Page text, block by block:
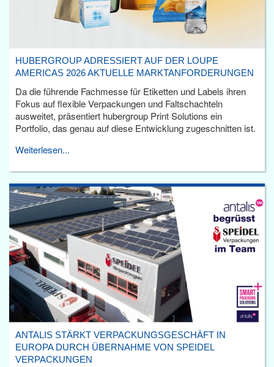
HUBERGROUP ADRESSIERT AUF DER LOUPE
AMERICAS 2026 AKTUELLE MARKTANFORDERUNGEN
Da die führende Fachmesse für Etiketten und Labels ihren
Fokus auf flexible Verpackungen und Faltschachteln
ausweitet, präsentiert hubergroup Print Solutions ein
Portfolio, das genau auf diese Entwicklung zugeschnitten ist.
Weiterlesen...
ANTALIS STÄRKT VERPACKUNGSGESCHÄFT IN
EUROPA DURCH ÜBERNAHME VON SPEIDEL
VERPACKUNGEN